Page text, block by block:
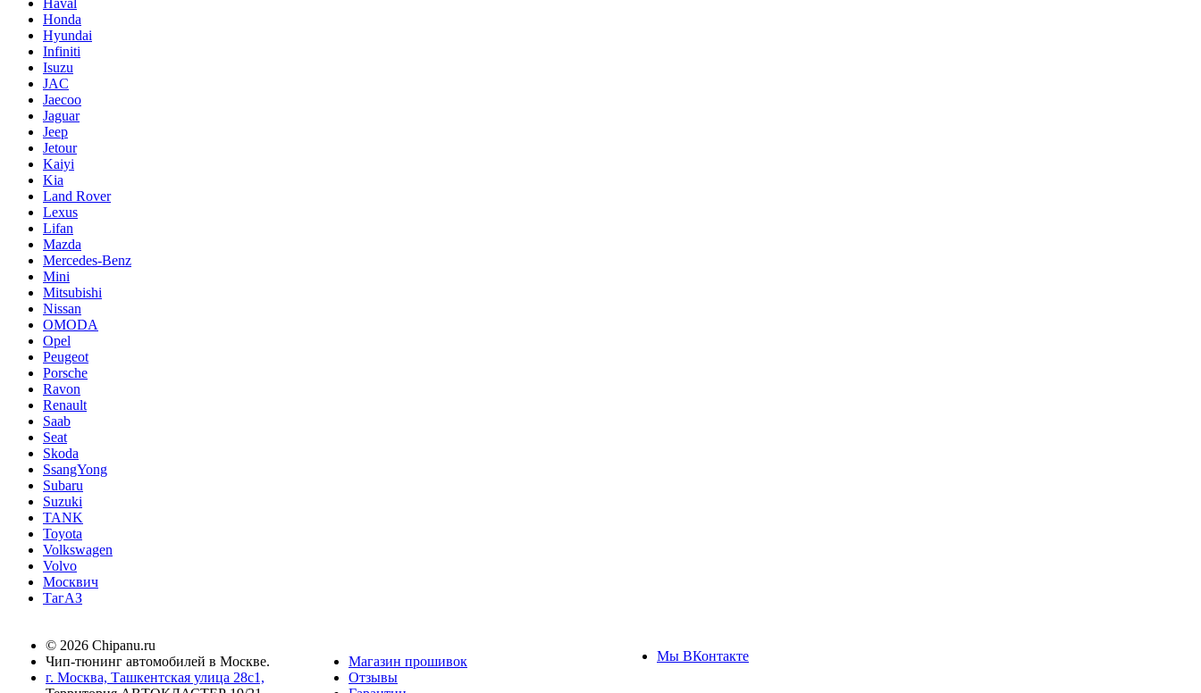
Honda
Hyundai
Infiniti
Isuzu
JAC
Jaecoo
Jaguar
Jeep
Jetour
Kaiyi
Kia
Land Rover
Lexus
Lifan
Mazda
Mercedes-Benz
Mini
Mitsubishi
Nissan
OMODA
Opel
Peugeot
Porsche
Ravon
Renault
Saab
Seat
Skoda
SsangYong
Subaru
Suzuki
TANK
Toyota
Volkswagen
Volvo
Москвич
ТагАЗ
© 2026 Chipanu.ru
Чип-тюнинг автомобилей в Москве.
г. Москва, Ташкентская улица 28с1,
Магазин прошивок
Отзывы
Мы ВКонтакте